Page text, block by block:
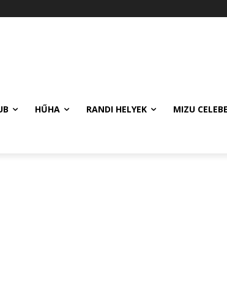
HŰHA RANDI HELYEK MIZU